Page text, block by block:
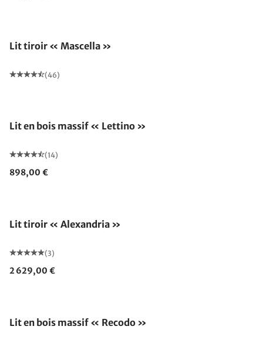
Lit tiroir « Mascella »
(46)
Lit en bois massif « Lettino »
(14)
898,00 €
Lit tiroir « Alexandria »
(3)
2 629,00 €
Lit en bois massif « Recodo »